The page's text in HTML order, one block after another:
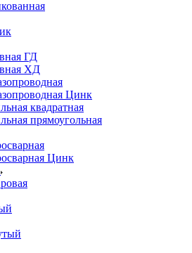
ГД
ХД
Цинк
квадратная
прямоугольная
Цинк